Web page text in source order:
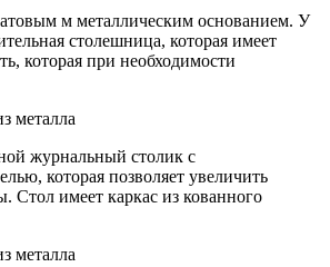
м металлическим основанием. У
столешница, которая имеет
которая при необходимости
журнальный столик с
которая позволяет увеличить
Стол имеет каркас из кованного